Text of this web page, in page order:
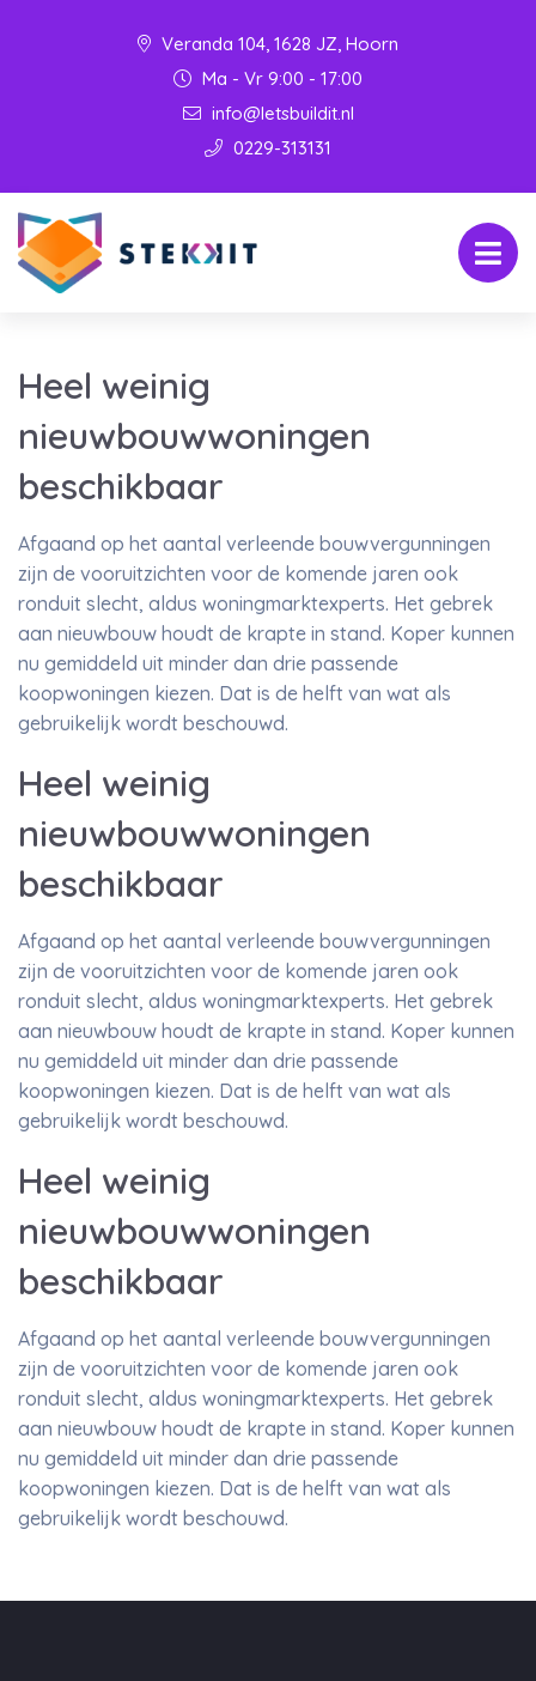
Veranda 104, 1628 JZ, Hoorn
Ma - Vr 9:00 - 17:00
info@letsbuildit.nl
0229-313131
Heel weinig
nieuwbouwwoningen
beschikbaar
Afgaand op het aantal verleende bouwvergunningen
zijn de vooruitzichten voor de komende jaren ook
ronduit slecht, aldus woningmarktexperts. Het gebrek
aan nieuwbouw houdt de krapte in stand. Koper kunnen
nu gemiddeld uit minder dan drie passende
koopwoningen kiezen. Dat is de helft van wat als
gebruikelijk wordt beschouwd.
Heel weinig
nieuwbouwwoningen
beschikbaar
Afgaand op het aantal verleende bouwvergunningen
zijn de vooruitzichten voor de komende jaren ook
ronduit slecht, aldus woningmarktexperts. Het gebrek
aan nieuwbouw houdt de krapte in stand. Koper kunnen
nu gemiddeld uit minder dan drie passende
koopwoningen kiezen. Dat is de helft van wat als
gebruikelijk wordt beschouwd.
Heel weinig
nieuwbouwwoningen
beschikbaar
Afgaand op het aantal verleende bouwvergunningen
zijn de vooruitzichten voor de komende jaren ook
ronduit slecht, aldus woningmarktexperts. Het gebrek
aan nieuwbouw houdt de krapte in stand. Koper kunnen
nu gemiddeld uit minder dan drie passende
koopwoningen kiezen. Dat is de helft van wat als
gebruikelijk wordt beschouwd.